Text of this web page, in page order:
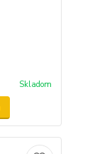
Skladom